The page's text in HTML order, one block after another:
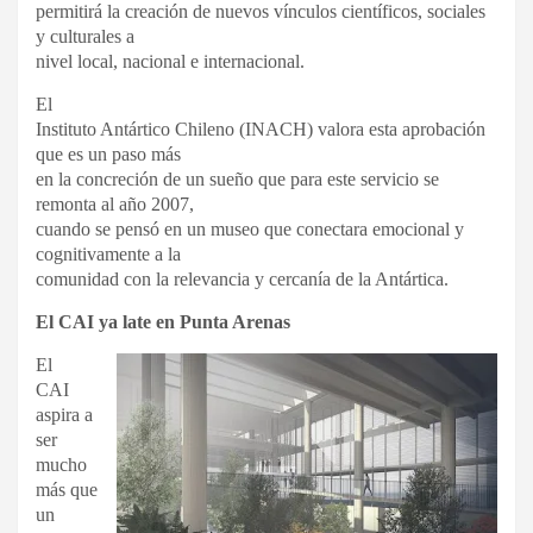
permitirá la creación de nuevos vínculos científicos, sociales
y culturales a
nivel local, nacional e internacional.
El
Instituto Antártico Chileno (INACH) valora esta aprobación
que es un paso más
en la concreción de un sueño que para este servicio se
remonta al año 2007,
cuando se pensó en un museo que conectara emocional y
cognitivamente a la
comunidad con la relevancia y cercanía de la Antártica.
El CAI ya late en Punta Arenas
El
CAI
aspira a
ser
mucho
más que
un